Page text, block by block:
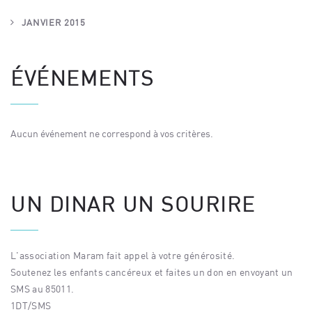
JANVIER 2015
ÉVÉNEMENTS
Aucun événement ne correspond à vos critères.
UN DINAR UN SOURIRE
L'association Maram fait appel à votre générosité.
Soutenez les enfants cancéreux et faites un don en envoyant un
SMS au 85011.
1DT/SMS